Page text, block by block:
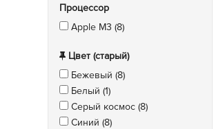
Процессор
Apple M3 (8)
Цвет (старый)
Бежевый (8)
Белый (1)
Серый космос (8)
Синий (8)